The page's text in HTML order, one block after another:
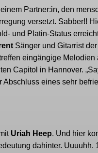
Partner:in, den
versetzt. Sabber!!
und Platin-Status
Sänger und Gitarrist
eingängige Melodien
Capitol in Hannover.
eines sehr
Uriah Heep. Und hier
dahinter.